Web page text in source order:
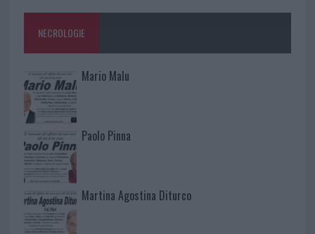
NECROLOGIE
Mario Malu
Paolo Pinna
Martina Agostina Diturco